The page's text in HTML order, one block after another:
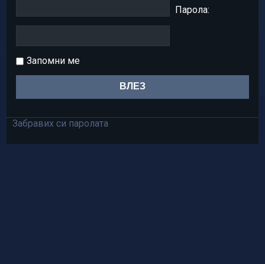
Парола:
Запомни ме
Забравих си паролата